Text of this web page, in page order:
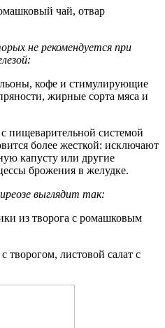
чай, отвар
не рекомендуется при
кофе и стимулирующие
жирные сорта мяса и
пищеварительной системой
более жесткой: исключают
капусту или другие
брожения в желудке.
выглядит так:
из творога с ромашковым
творогом, листовой салат с